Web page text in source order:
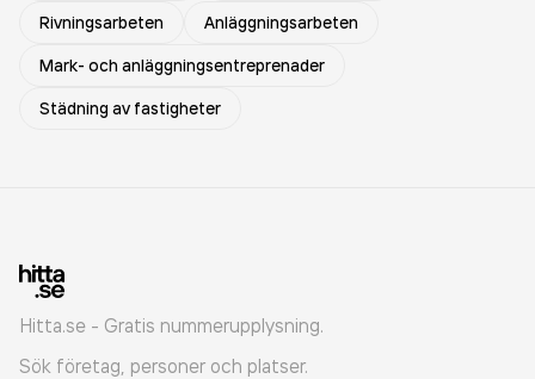
Rivningsarbeten
Anläggningsarbeten
Mark- och anläggningsentreprenader
Städning av fastigheter
Hitta.se - Gratis nummerupplysning.
Sök företag, personer och platser.